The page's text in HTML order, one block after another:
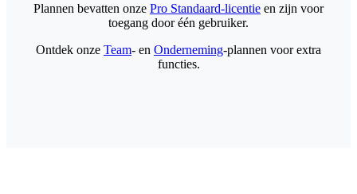
Plannen bevatten onze Pro Standaard-licentie en zijn voor
toegang door één gebruiker.
Ontdek onze Team- en Onderneming-plannen voor extra
functies.